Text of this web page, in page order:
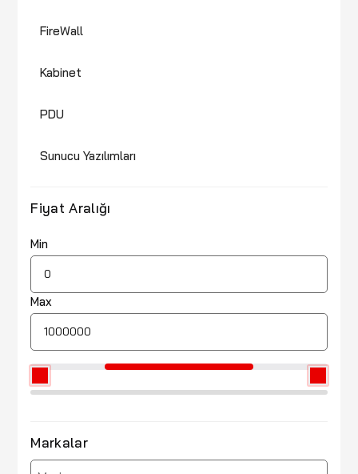
FireWall
Kabinet
PDU
Sunucu Yazılımları
Fiyat Aralığı
Min
Max
Markalar